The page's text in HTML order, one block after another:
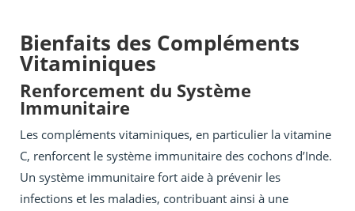
Bienfaits des Compléments
Vitaminiques
Renforcement du Système
Immunitaire
Les compléments vitaminiques, en particulier la vitamine
C, renforcent le système immunitaire des cochons d’Inde.
Un système immunitaire fort aide à prévenir les
infections et les maladies, contribuant ainsi à une